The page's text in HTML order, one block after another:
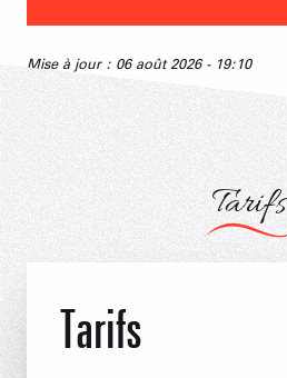
Mise à jour : 06 août 2026 - 19:10
Tarifs
Tarifs